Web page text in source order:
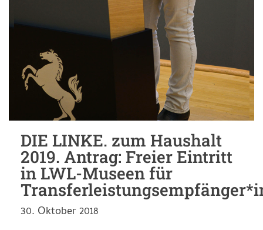
DIE LINKE. zum Haushalt
2019. Antrag: Freier Eintritt
in LWL-Museen für
30. Oktober 2018